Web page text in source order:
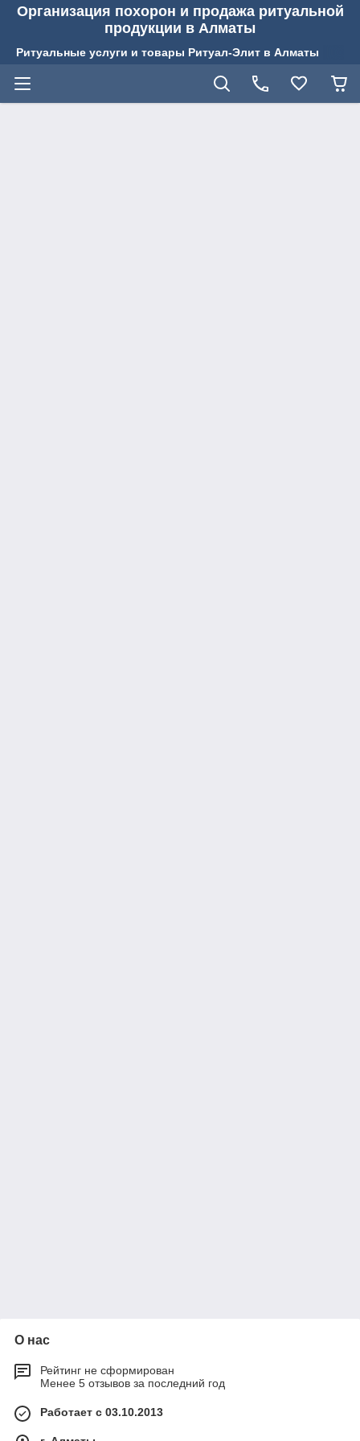
Организация похорон и продажа ритуальной
продукции в Алматы
Ритуальные услуги и товары Ритуал-Элит в Алматы
О нас
Рейтинг не сформирован
Менее 5 отзывов за последний год
Работает с 03.10.2013